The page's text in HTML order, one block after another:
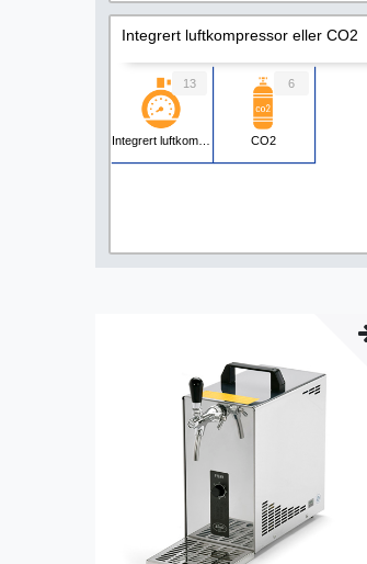
Integrert luftkompressor eller CO2
Integrert luftkompressor
13
CO2
6